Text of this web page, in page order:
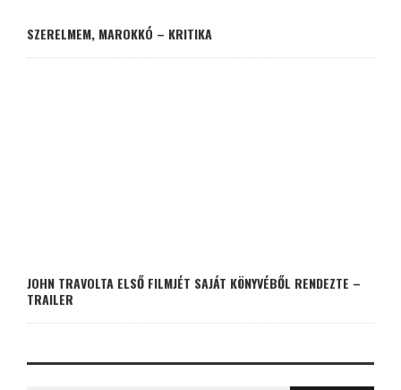
SZERELMEM, MAROKKÓ – KRITIKA
JOHN TRAVOLTA ELSŐ FILMJÉT SAJÁT KÖNYVÉBŐL RENDEZTE –
TRAILER